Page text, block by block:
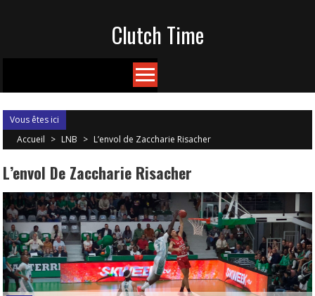
Clutch Time
Vous êtes ici
Accueil > LNB > L’envol de Zaccharie Risacher
L’envol De Zaccharie Risacher